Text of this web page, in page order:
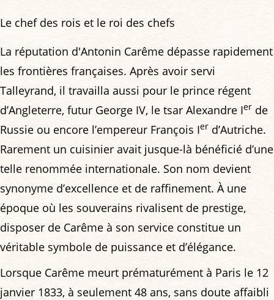
Le chef des rois et le roi des chefs
La réputation d'Antonin Carême dépasse rapidement
les frontières françaises. Après avoir servi
Talleyrand, il travailla aussi pour le prince régent
d’Angleterre, futur George IV, le tsar Alexandre Ier de
Russie ou encore l’empereur François Ier d’Autriche.
Rarement un cuisinier avait jusque-là bénéficié d’une
telle renommée internationale. Son nom devient
synonyme d’excellence et de raffinement. À une
époque où les souverains rivalisent de prestige,
disposer de Carême à son service constitue un
véritable symbole de puissance et d’élégance.
Lorsque Carême meurt prématurément à Paris le 12
janvier 1833, à seulement 48 ans, sans doute affaibli